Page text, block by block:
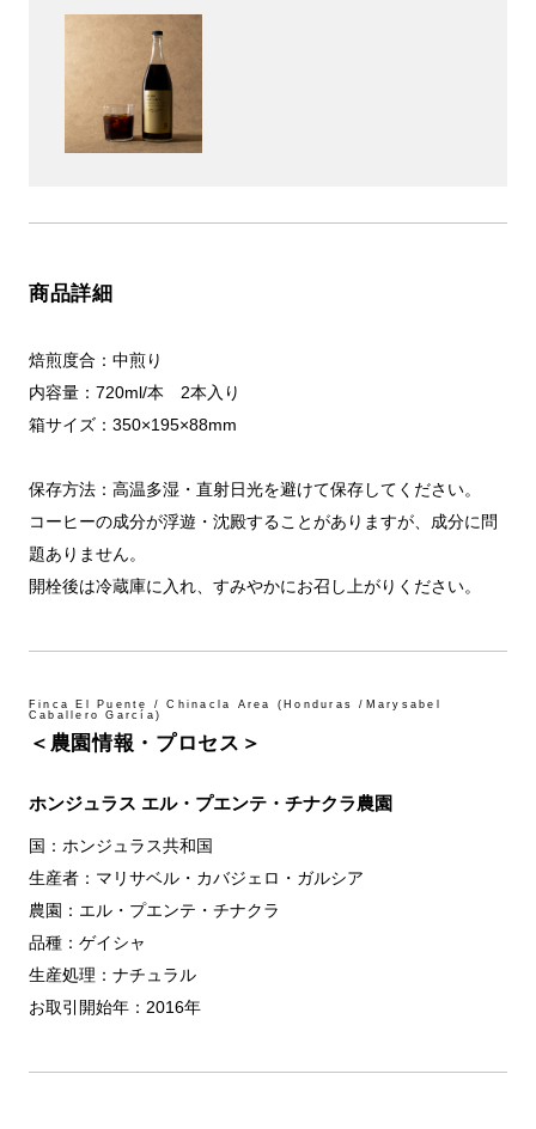
商品詳細
焙煎度合：中煎り
内容量：720ml/本 2本入り
箱サイズ：350×195×88mm
保存方法：高温多湿・直射日光を避けて保存してください。
コーヒーの成分が浮遊・沈殿することがありますが、成分に問
題ありません。
開栓後は冷蔵庫に入れ、すみやかにお召し上がりください。
Finca El Puente / Chinacla Area (Honduras /Marysabel
Caballero García)
＜農園情報・プロセス＞
ホンジュラス エル・プエンテ・チナクラ農園
国：ホンジュラス共和国
生産者：マリサベル・カバジェロ・ガルシア
農園：エル・プエンテ・チナクラ
品種：ゲイシャ
生産処理：ナチュラル
お取引開始年：2016年